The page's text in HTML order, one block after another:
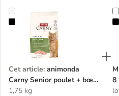
animonda Carny Senior poulet
Cet article: animonda
Carny Senior poulet + bœuf
pour chat
1,75 kg
8